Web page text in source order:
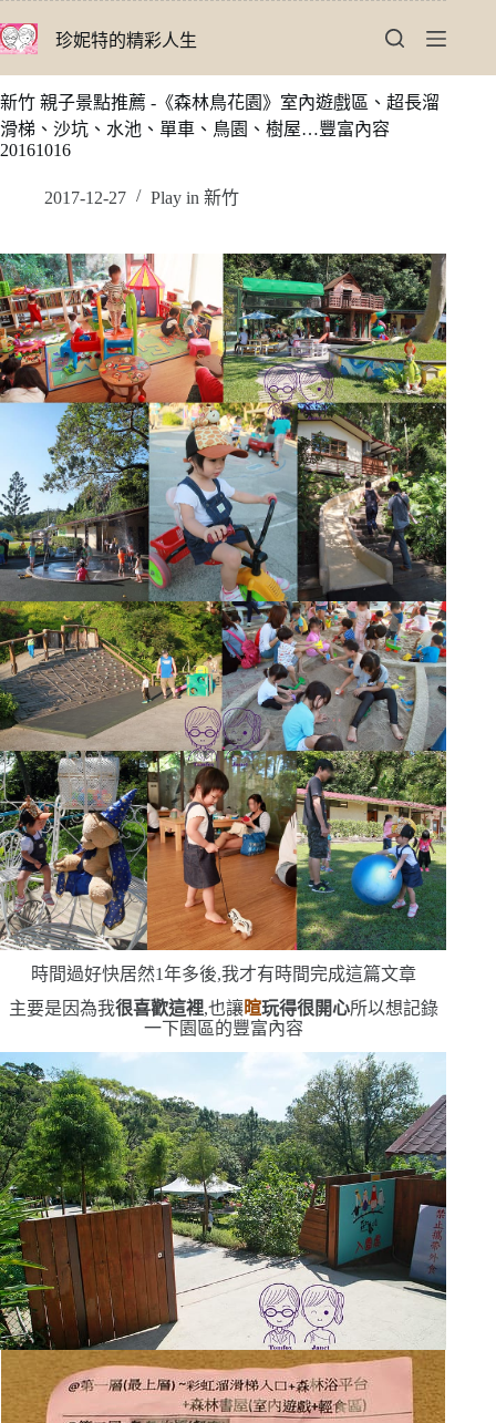
至
要
內
容
珍妮特的精彩人生
新竹 親子景點推薦 -《森林鳥花園》室內遊戲區、超長溜
滑梯、沙坑、水池、單車、鳥園、樹屋…豐富內容
20161016
2017-12-27 Play in 新竹
時間過好快居然1年多後,我才有時間完成這篇文章
主要是因為我很喜歡這裡,也讓暄玩得很開心所以想記錄
一下園區的豐富內容